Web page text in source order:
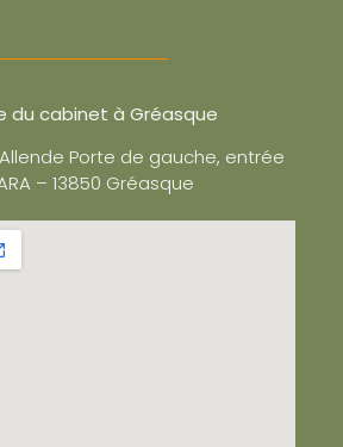
du cabinet à Gréasque
Porte de gauche, entrée
– 13850 Gréasque